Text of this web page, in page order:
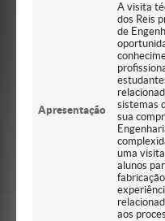
Apresentação
A visita
dos Reis
de
sistemas
sua
uma
alunos
aos